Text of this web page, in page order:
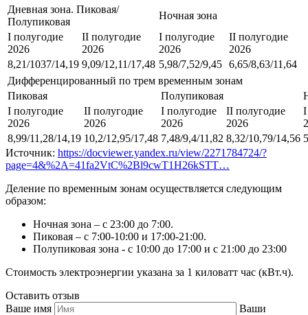
Дневная зона. Пиковая/
Полупиковая
Ночная зона
I полугодие
2026
II полугодие
2026
I полугодие
2026
II полугодие
2026
8,21/1037/14,19 9,09/12,11/17,48 5,98/7,52/9,45 6,65/8,63/11,64
Дифференцированный по трем временным зонам
Пиковая
Полупиковая
I полугодие
2026
II полугодие
2026
I полугодие
2026
II полугодие
2026
I
8,99/11,28/14,19 10,2/12,95/17,48 7,48/9,4/11,82 8,32/10,79/14,56
Источник: https://docviewer.yandex.ru/view/2271784724/?
page=4&%2A=41fa2VtC%2Bl9cwT1H26kSTT…
Деление по временным зонам осуществляется следующим
образом:
Ночная зона – с 23:00 до 7:00.
Пиковая – с 7:00-10:00 и 17:00-21:00.
Полупиковая зона - с 10:00 до 17:00 и с 21:00 до 23:00
Стоимость электроэнергии указана за 1 киловатт час (кВт.ч).
Оставить отзыв
Ваше имя
Ваши